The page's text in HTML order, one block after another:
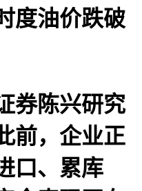
度油价跌破
陈兴研究
前，企业正
口、累库